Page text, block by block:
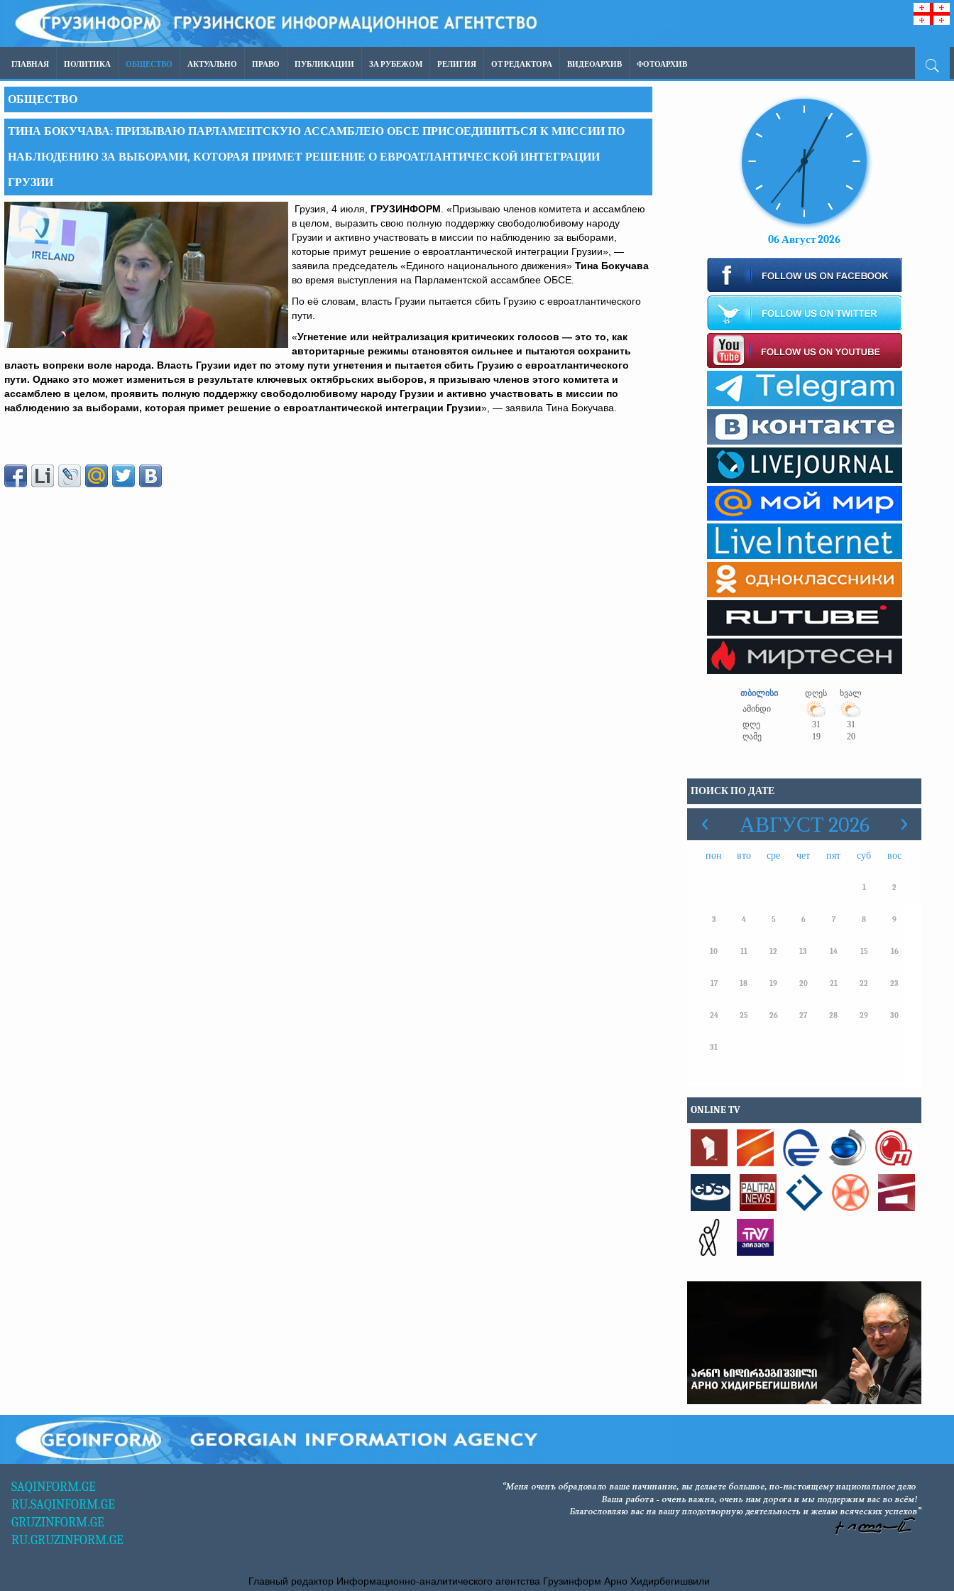
ГЛАВНАЯ ПОЛИТИКА ОБЩЕСТВО АКТУАЛЬНО ПРАВО ПУБЛИКАЦИИ ЗА РУБЕЖОМ РЕЛИГИЯ ОТ РЕДАКТОРА ВИДЕОАРХИВ ФОТОАРХИВ
ОБЩЕСТВО
ТИНА БОКУЧАВА: ПРИЗЫВАЮ ПАРЛАМЕНТСКУЮ АССАМБЛЕЮ ОБСЕ ПРИСОЕДИНИТЬСЯ К МИССИИ ПО
НАБЛЮДЕНИЮ ЗА ВЫБОРАМИ, КОТОРАЯ ПРИМЕТ РЕШЕНИЕ О ЕВРОАТЛАНТИЧЕСКОЙ ИНТЕГРАЦИИ
ГРУЗИИ
Грузия, 4 июля, ГРУЗИНФОРМ . «Призываю членов комитета и ассамблею
в целом, выразить свою полную поддержку свободолюбивому народу
Грузии и активно участвовать в миссии по наблюдению за выборами,
которые примут решение о евроатлантической интеграции Грузии», —
заявила председатель «Единого национального движения» Тина Бокучава
во время выступления на Парламентской ассамблее ОБСЕ.
По её словам, власть Грузии пытается сбить Грузию с евроатлантического
пути.
«Угнетение или нейтрализация критических голосов — это то, как
авторитарные режимы становятся сильнее и пытаются сохранить
власть вопреки воле народа. Власть Грузии идет по этому пути угнетения и пытается сбить Грузию с евроатлантического
пути. Однако это может измениться в результате ключевых октябрьских выборов, я призываю членов этого комитета и
ассамблею в целом, проявить полную поддержку свободолюбивому народу Грузии и активно участвовать в миссии по
наблюдению за выборами, которая примет решение о евроатлантической интеграции Грузии», — заявила Тина Бокучава.
06 Август 2026
თბილისი დღეს
ხვალ
ამინდი
დღე
31
31
ღამე
19 20
ПОИСК ПО ДАТЕ
АВГУСТ 2026
пон вто сре чет пят суб вос
1 2
3 4 5 6 7 8 9
10 11 12 13 14 15 16
17 18 19 20 21 22 23
24 25 26 27 28 29 30
31
ONLINE TV
SAQINFORM.GE
RU.SAQINFORM.GE
GRUZINFORM.GE
RU.GRUZINFORM.GE
Главный редактор Информационно-аналитического агентства Грузинформ Арно Хидирбегишвили